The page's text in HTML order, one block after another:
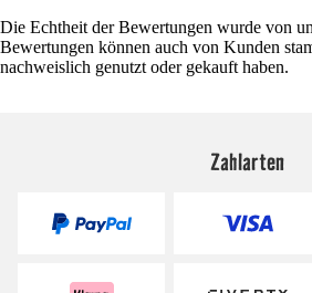
Die Echtheit der Bewertungen wurde von
Bewertungen können auch von Kunden
nachweislich genutzt oder gekauft haben.
Zahlarten